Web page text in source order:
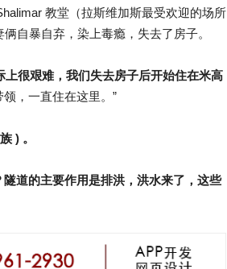
教堂（拉斯维加斯最受欢迎的场所
自暴自弃，染上毒瘾，失去了房子。
上很艰难，我们失去房子后开始住在米高
，一直住在这里。”
) 。
道的主要作用是排洪，洪水来了，这些